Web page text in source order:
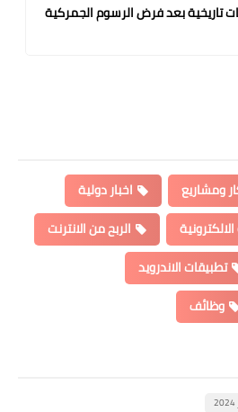
تاريخية بعد فرض الرسوم الجمركية
ومشاريع
اخبار دولية
الربح من الانترنت
تطبيقات الاندرويد
وظائف